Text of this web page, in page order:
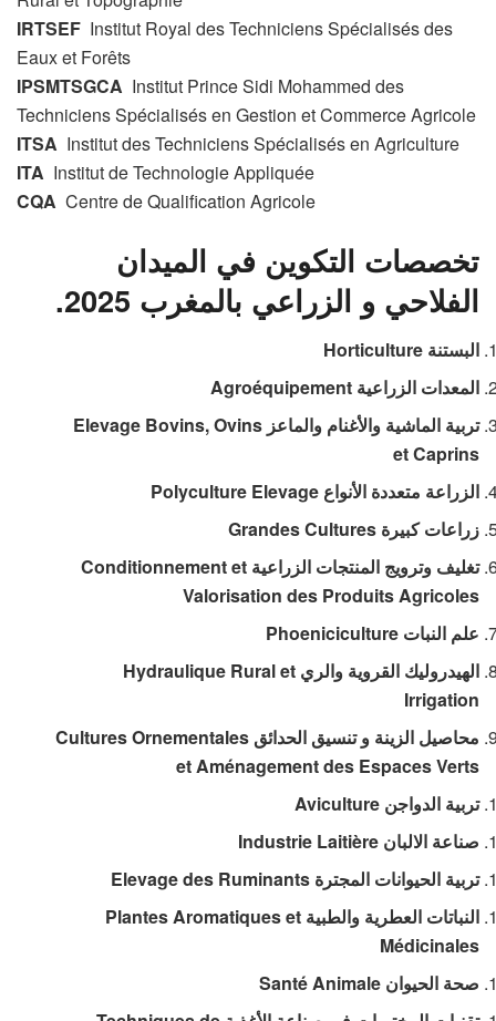
IRTSEF Institut Royal des Techniciens Spécialisés des
Eaux et Forêts
IPSMTSGCA Institut Prince Sidi Mohammed des
Techniciens Spécialisés en Gestion et Commerce Agricole
ITSA Institut des Techniciens Spécialisés en Agriculture
ITA Institut de Technologie Appliquée
CQA Centre de Qualification Agricole
تخصصات التكوين في الميدان
الفلاحي و الزراعي بالمغرب 2025.
البستنة Horticulture
المعدات الزراعية Agroéquipement
تربية الماشية والأغنام والماعز Elevage Bovins, Ovins
et Caprins
الزراعة متعددة الأنواع Polyculture Elevage
زراعات كبيرة Grandes Cultures
تغليف وترويج المنتجات الزراعية Conditionnement et
Valorisation des Produits Agricoles
علم النبات Phoeniciculture
الهيدروليك القروية والري Hydraulique Rural et
Irrigation
محاصيل الزينة و تنسيق الحدائق Cultures Ornementales
et Aménagement des Espaces Verts
تربية الدواجن Aviculture
صناعة الالبان Industrie Laitière
تربية الحيوانات المجترة Elevage des Ruminants
النباتات العطرية والطبية Plantes Aromatiques et
Médicinales
صحة الحيوان Santé Animale